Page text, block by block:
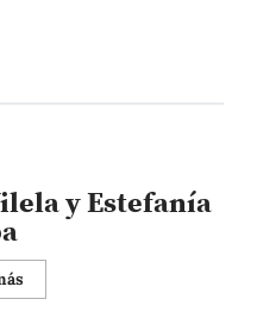
y Estefanía